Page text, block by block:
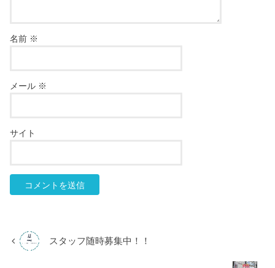
名前 ※
メール ※
サイト
スタッフ随時募集中！！